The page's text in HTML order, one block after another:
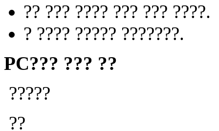
?? ??? ???? ??? ??? ????.
? ???? ????? ???????.
PC??? ??? ??
?????
??